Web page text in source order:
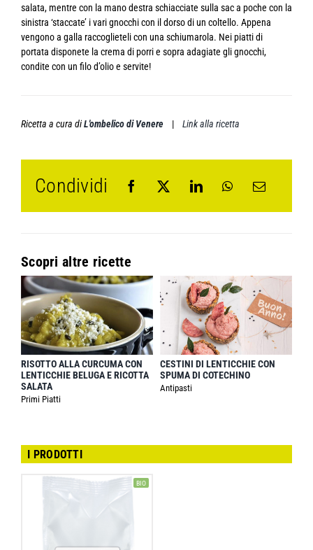
salata, mentre con la mano destra schiacciate sulla sac a poche con la
sinistra ‘staccate’ i vari gnocchi con il dorso di un coltello. Appena
vengono a galla raccoglieteli con una schiumarola. Nei piatti di
portata disponete la crema di porri e sopra adagiate gli gnocchi,
condite con un filo d’olio e servite!
Ricetta a cura diL'ombelico di Venere | Link alla ricetta
Condividi
Scopri altre ricette
RISOTTO ALLA CURCUMA CON
LENTICCHIE BELUGA E RICOTTA
SALATA
Primi Piatti
CESTINI DI LENTICCHIE CON
SPUMA DI COTECHINO
Antipasti
I PRODOTTI
BIO